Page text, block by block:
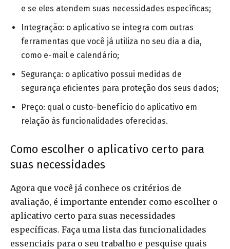
e se eles atendem suas necessidades específicas;
Integração: o aplicativo se integra com outras
ferramentas que você já utiliza no seu dia a dia,
como e-mail e calendário;
Segurança: o aplicativo possui medidas de
segurança eficientes para proteção dos seus dados;
Preço: qual o custo-benefício do aplicativo em
relação às funcionalidades oferecidas.
Como escolher o aplicativo certo para
suas necessidades
Agora que você já conhece os critérios de
avaliação, é importante entender como escolher o
aplicativo certo para suas necessidades
específicas. Faça uma lista das funcionalidades
essenciais para o seu trabalho e pesquise quais